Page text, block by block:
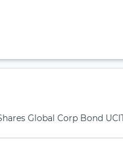
Global Corp Bond